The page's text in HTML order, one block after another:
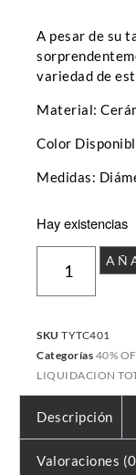
A pesar de su
variedad de
Material:
Color
Medidas:
Hay existencias
SKU TYTC401
Categorías 40%
LIQUIDACION
Descripción
Valoraciones